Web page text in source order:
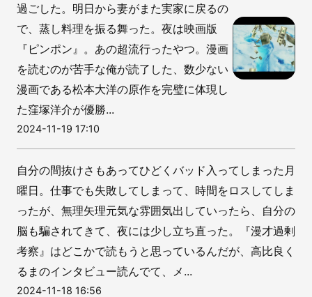
過ごした。明日から妻がまた実家に戻るの
で、蒸し料理を振る舞った。夜は映画版
『ピンポン』。あの超流行ったやつ。漫画
を読むのが苦手な俺が読了した、数少ない
漫画である松本大洋の原作を完璧に体現し
た窪塚洋介が優勝...
2024-11-19 17:10
自分の間抜けさもあってひどくバッド入ってしまった月
曜日。仕事でも失敗してしまって、時間をロスしてしま
ったが、無理矢理元気な雰囲気出していったら、自分の
脳も騙されてきて、夜には少し立ち直った。『漫才過剰
考察』はどこかで読もうと思っているんだが、高比良く
るまのインタビュー読んでて、メ...
2024-11-18 16:56